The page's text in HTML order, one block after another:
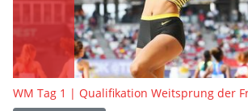
WM Tag 1 | Qualifikation Weitsprung der